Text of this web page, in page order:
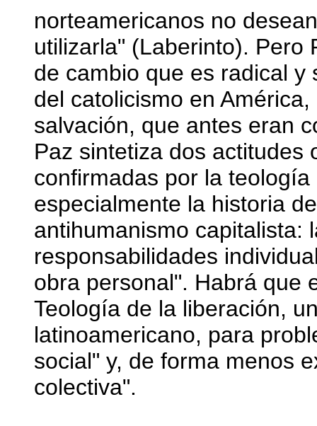
norteamericanos no
utilizarla" (Laberinto). Pero
de cambio que es radical y
del catolicismo en
salvación, que antes eran
Paz sintetiza dos actitudes
confirmadas por la
especialmente la historia
antihumanismo capitalista:
responsabilidades
obra personal". Habrá que
Teología de la liberación,
latinoamericano, para
social" y, de forma menos
colectiva".